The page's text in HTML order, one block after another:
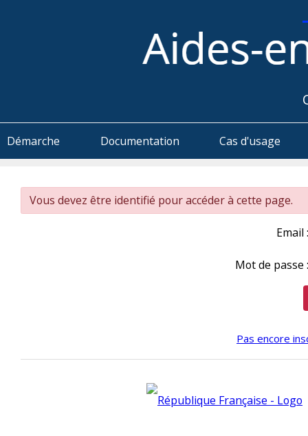
Démarche Documentation Cas d'usage
Vous devez être identifié pour accéder à cette page.
Email :
Mot de passe :
Pas encore